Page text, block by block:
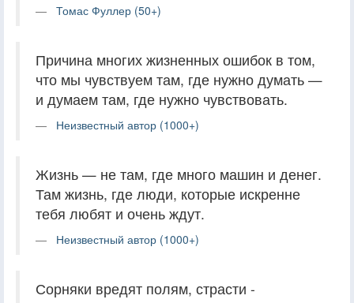
Томас Фуллер (50+)
Причина многих жизненных ошибок в том,
что мы чувствуем там, где нужно думать —
и думаем там, где нужно чувствовать.
Неизвестный автор (1000+)
Жизнь — не там, где много машин и денег.
Там жизнь, где люди, которые искренне
тебя любят и очень ждут.
Неизвестный автор (1000+)
Сорняки вредят полям, страсти -